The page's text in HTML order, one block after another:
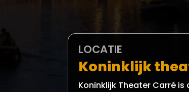
LOCATIE
Koninklijk
Koninklijk Theater Carré